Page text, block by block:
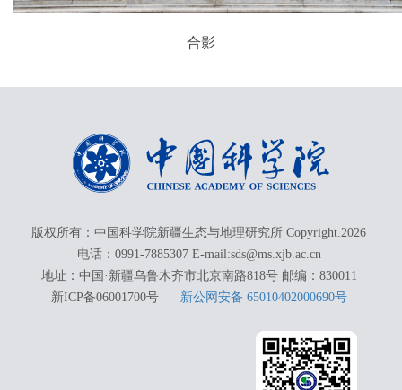
合影
版权所有：中国科学院新疆生态与地理研究所 Copyright. 2026
电话：0991-7885307 E-mail:sds@ms.xjb.ac.cn
地址：中国·新疆乌鲁木齐市北京南路818号 邮编：830011
新ICP备06001700号 新公网安备 65010402000690号